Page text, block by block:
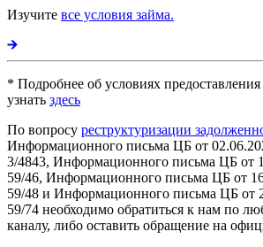
Изучите все условия займа.
* Подробнее об условиях
узнать здесь
По вопросу реструктуризации
Информационного письма ЦБ от
3/4843, Информационного письма ЦБ
59/46, Информационного письма ЦБ от
59/48 и Информационного письма ЦБ
59/74 необходимо обратиться к нам по
каналу, либо оставить обращение на